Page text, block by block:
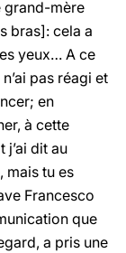
grand-mère
bras]: cela a
yeux… A ce
pas réagi et
en
à cette
dit au
mais tu es
Francesco
que
a pris une